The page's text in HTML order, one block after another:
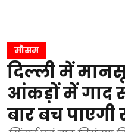
मौसम
दिल्ली में
आंकड़ों में गाद
बार बच पाएगी